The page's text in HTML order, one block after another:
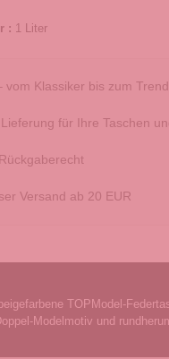
: 1 Liter
vom Klassiker bis zum
für Ihre Taschen
Versand ab 20 EUR
TOPModel-
Modelmotiv und